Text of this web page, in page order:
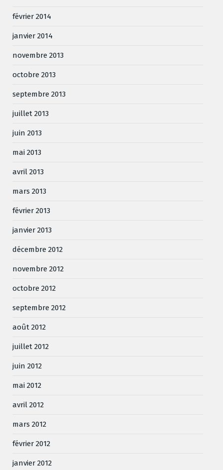
février 2014
janvier 2014
novembre 2013
octobre 2013
septembre 2013
juillet 2013
juin 2013
mai 2013
avril 2013
mars 2013
février 2013
janvier 2013
décembre 2012
novembre 2012
octobre 2012
septembre 2012
août 2012
juillet 2012
juin 2012
mai 2012
avril 2012
mars 2012
février 2012
janvier 2012